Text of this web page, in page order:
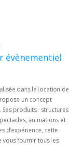
évènementiel
dans la location de
un concept
produits : structures
animations et
d’expérience, cette
vous fournir tous les